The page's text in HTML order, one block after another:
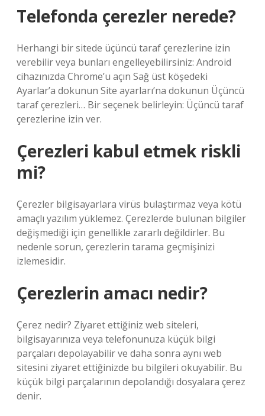
Telefonda çerezler nerede?
Herhangi bir sitede üçüncü taraf çerezlerine izin
verebilir veya bunları engelleyebilirsiniz: Android
cihazınızda Chrome’u açın Sağ üst köşedeki
Ayarlar’a dokunun Site ayarları’na dokunun Üçüncü
taraf çerezleri… Bir seçenek belirleyin: Üçüncü taraf
çerezlerine izin ver.
Çerezleri kabul etmek riskli
mi?
Çerezler bilgisayarlara virüs bulaştırmaz veya kötü
amaçlı yazılım yüklemez. Çerezlerde bulunan bilgiler
değişmediği için genellikle zararlı değildirler. Bu
nedenle sorun, çerezlerin tarama geçmişinizi
izlemesidir.
Çerezlerin amacı nedir?
Çerez nedir? Ziyaret ettiğiniz web siteleri,
bilgisayarınıza veya telefonunuza küçük bilgi
parçaları depolayabilir ve daha sonra aynı web
sitesini ziyaret ettiğinizde bu bilgileri okuyabilir. Bu
küçük bilgi parçalarının depolandığı dosyalara çerez
denir.